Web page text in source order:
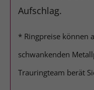
Aufschlag.
* Ringpreise können
schwankenden
Trauringteam berät